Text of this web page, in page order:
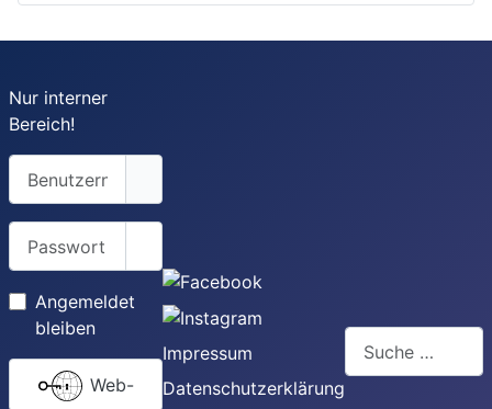
Nur interner
Bereich!
Benutzername
Angemeldet
bleiben
Impressum
Datenschutzerklärung